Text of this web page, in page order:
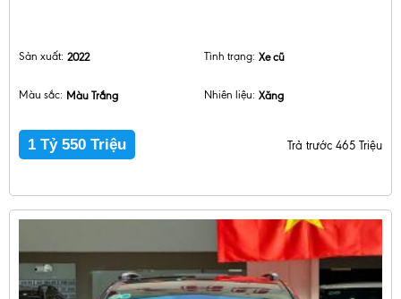
Sản xuất: 2022 Tình trạng: Xe cũ
Màu sắc: Màu Trắng Nhiên liệu: Xăng
1 Tỷ 550 Triệu Trả trước 465 Triệu